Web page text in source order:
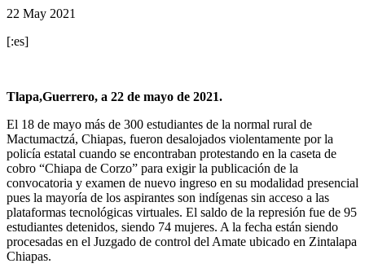
22 May 2021
[:es]
Tlapa,Guerrero, a 22 de mayo de 2021.
El 18 de mayo más de 300 estudiantes de la normal rural de
Mactumactzá, Chiapas, fueron desalojados violentamente por la
policía estatal cuando se encontraban protestando en la caseta de
cobro “Chiapa de Corzo” para exigir la publicación de la
convocatoria y examen de nuevo ingreso en su modalidad presencial
pues la mayoría de los aspirantes son indígenas sin acceso a las
plataformas tecnológicas virtuales. El saldo de la represión fue de 95
estudiantes detenidos, siendo 74 mujeres. A la fecha están siendo
procesadas en el Juzgado de control del Amate ubicado en Zintalapa
Chiapas.